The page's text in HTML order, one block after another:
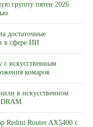
группу пятен 2026
достаточные
в сфере ИИ
с искусственным
комаров
в искусственном
Redmi Router AX5400 с